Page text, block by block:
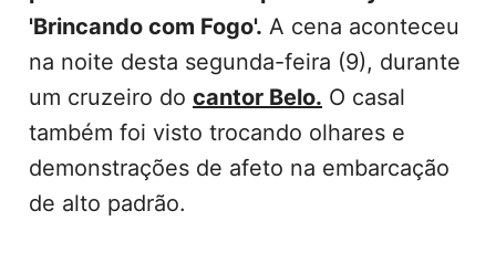
'Brincando com Fogo'. A cena aconteceu
na noite desta segunda-feira (9), durante
um cruzeiro do cantor Belo. O casal
também foi visto trocando olhares e
demonstrações de afeto na embarcação
de alto padrão.